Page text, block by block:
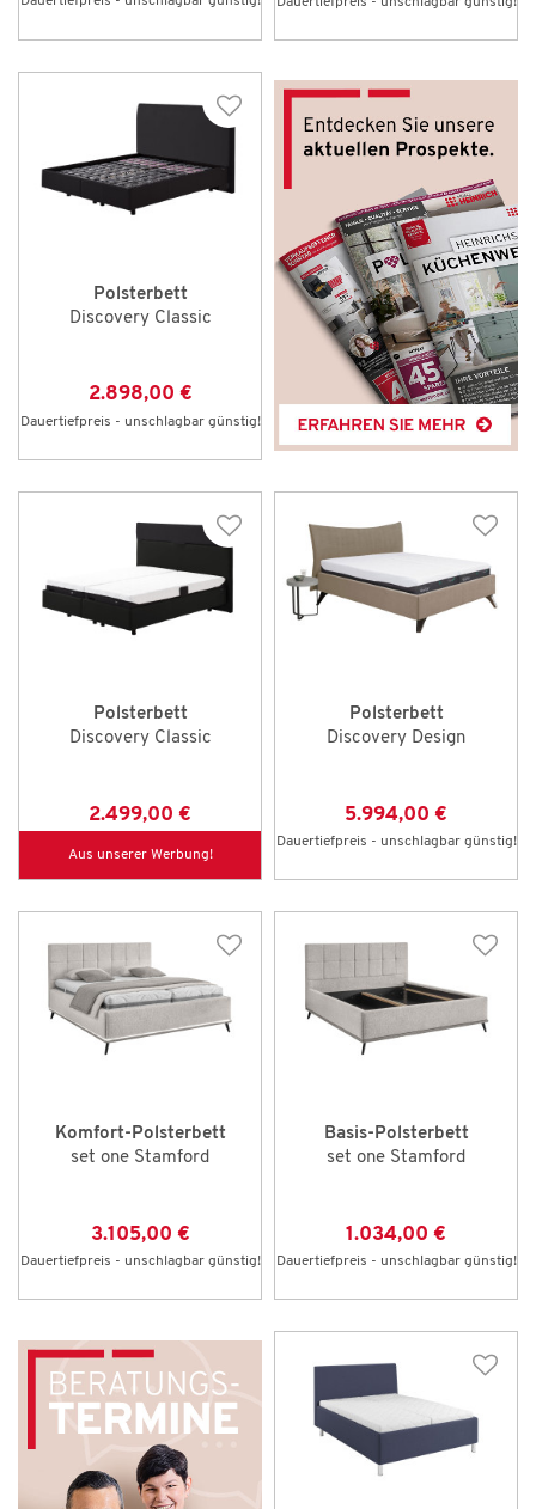
Polsterbett
Discovery Classic
2.898,00 €
Dauertiefpreis - unschlagbar günstig!
Polsterbett
Discovery Classic
2.499,00 €
Aus unserer Werbung!
Polsterbett
Discovery Design
5.994,00 €
Dauertiefpreis - unschlagbar günstig!
Komfort-Polsterbett
set one Stamford
3.105,00 €
Dauertiefpreis - unschlagbar günstig!
Basis-Polsterbett
set one Stamford
1.034,00 €
Dauertiefpreis - unschlagbar günstig!